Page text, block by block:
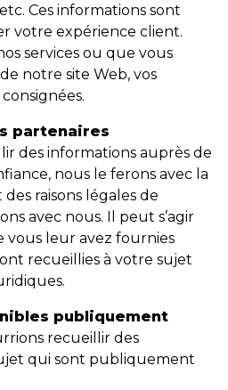
Ces informations sont
votre expérience client.
services ou que vous
notre site Web, vos
partenaires
des informations auprès de
nous le ferons avec la
raisons légales de
avec nous. Il peut s’agir
vous leur avez fournies
recueillies à votre sujet
publiquement
recueillir des
qui sont publiquement